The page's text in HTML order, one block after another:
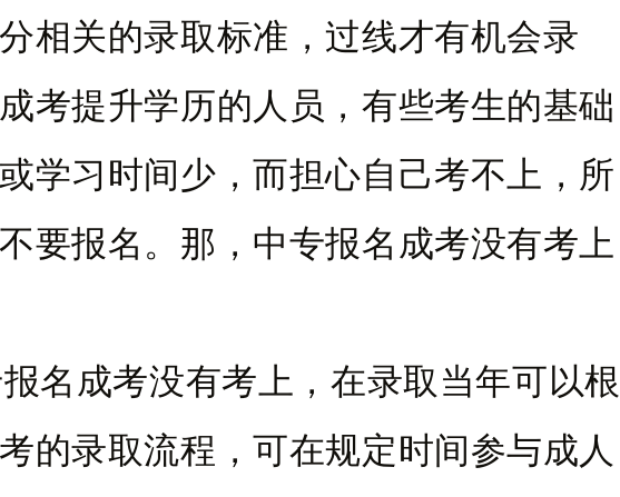
相关的录取标准，过线才有机会录
考提升学历的人员，有些考生的基础
学习时间少，而担心自己考不上，所
要报名。那，中专报名成考没有考上
成考没有考上，在录取当年可以根
的录取流程，可在规定时间参与成人